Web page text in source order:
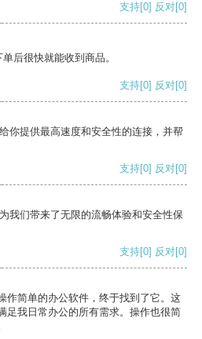
支持[0] 反对[0]
后很快就能收到商品。
支持[0] 反对[0]
你提供最高速度和安全性的连接，并帮
支持[0] 反对[0]
我们带来了无限的流畅体验和安全性保
支持[0] 反对[0]
作简单的办公软件，终于找到了它。这
足我日常办公的所有需求。操作也很简